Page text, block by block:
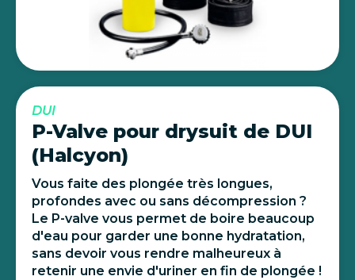
DUI
P-Valve pour drysuit de DUI
(Halcyon)
Vous faite des plongée très longues,
profondes avec ou sans décompression ?
Le P-valve vous permet de boire beaucoup
d'eau pour garder une bonne hydratation,
sans devoir vous rendre malheureux à
retenir une envie d'uriner en fin de plongée !